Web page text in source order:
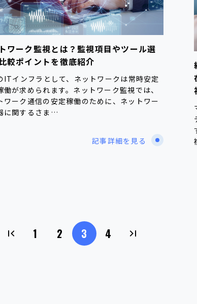
ワーク監視とは？監視項目やツール選
較ポイントを徹底紹介
ITインフラとして、ネットワークは常時安定
働が求められます。ネットワーク監視では、
ワーク通信の安定稼働のために、ネットワー
に関するさま…
記事詳細を見る
1 2 3 4